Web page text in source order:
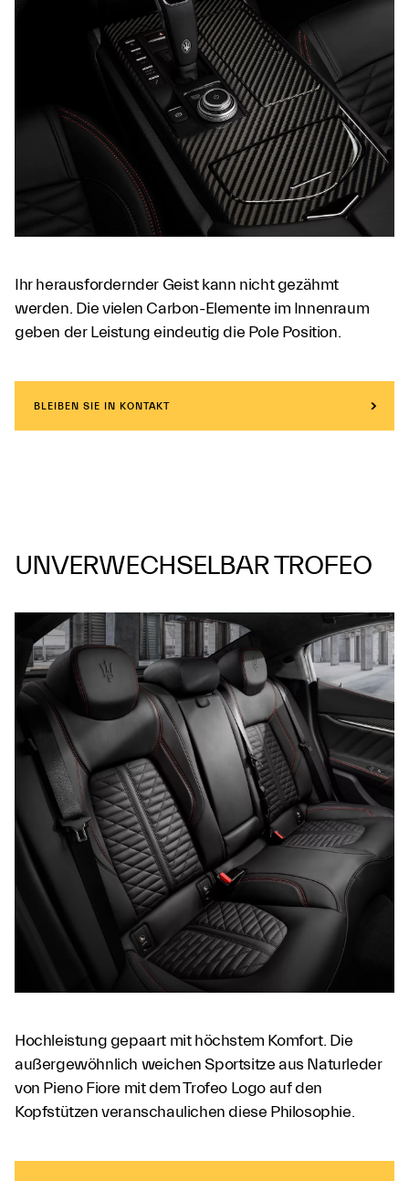
Ihr herausfordernder Geist kann nicht gezähmt
werden. Die vielen Carbon-Elemente im Innenraum
geben der Leistung eindeutig die Pole Position.
BLEIBEN SIE IN KONTAKT
UNVERWECHSELBAR TROFEO
Hochleistung gepaart mit höchstem Komfort. Die
außergewöhnlich weichen Sportsitze aus Naturleder
von Pieno Fiore mit dem Trofeo Logo auf den
Kopfstützen veranschaulichen diese Philosophie.